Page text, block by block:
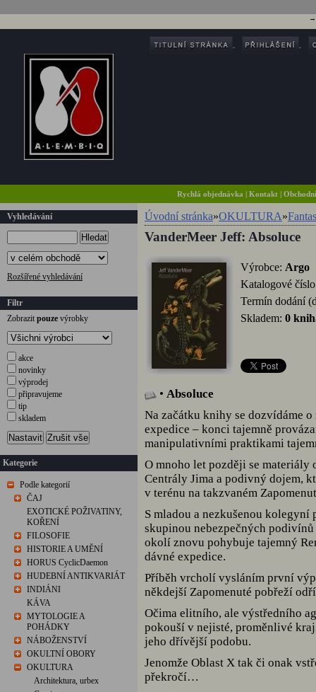
Rychlá objednávka |Kontakt |
Vyhledávání
Hledat
Rozšířené vyhledávání
Filtr
Zobrazit pouze výrobky
akce
novinky
výprodej
připravujeme
tip
skladem
Nastavit Zrušit vše
Kategorie
Podle kategorií
ČAJ
EXOTICKÉ POŽIVATINY,
KOŘENÍ
FILOSOFIE
HISTORIE A UMĚNÍ
HORUS CyclicDaemon
HUDEBNÍ ANTIKVARIÁT
INDIÁNI
KÁVA
MYTOLOGIE A
POHÁDKY
NÁBOŽENSTVÍ
OKULTNÍ OBORY
OKULTURA
Architektura, urbex
Úvodní stránka»OKULTURA»
VanderMeer Jeff: Absoluce
Výrobce: Argo
Katalogové
Termín dodání
Skladem: 0
• Absoluce
Na začátku knihy se dozvídáme
expedice – konci tajemně
manipulativními praktikami
O mnoho let později se materiály
Centrály Jima a podivný dojem,
v terénu na takzvaném
S mladou a nezkušenou kolegyní
skupinou nebezpečných
okolí znovu pohybuje tajemný
dávné expedice.
Příběh vrcholí vysláním první
někdejší Zapomenuté pobřeží
Očima elitního, ale výstředního
pokouší v nejisté, proměnlivé
jeho dřívější podobu.
Jenomže Oblast X tak či onak
překročí…